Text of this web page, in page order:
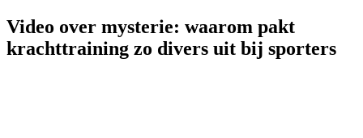
Video over mysterie: waarom pakt
krachttraining zo divers uit bij sporters